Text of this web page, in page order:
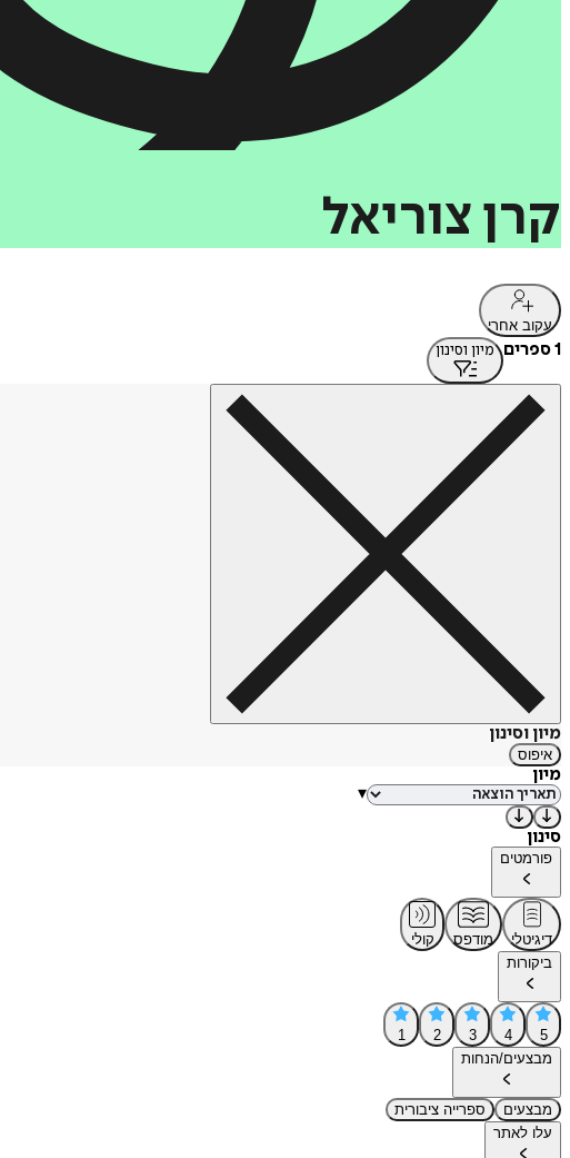
קרן צוריאל
עקוב אחרי
1 ספרים מיון וסינון
מיון וסינון
איפוס
מיון
▾
סינון
פורמטים
דיגיטלי מודפס
קולי
ביקורות
5
4
3
2
1
מבצעים/הנחות
מבצעים
ספרייה ציבורית
עלו לאתר